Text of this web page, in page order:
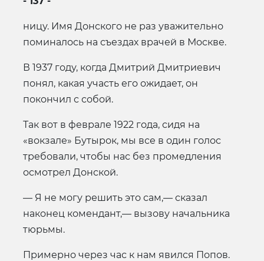
ницу. Имя Донского не раз уважительно
поминалось на съездах врачей в Москве.
В 1937 году, когда Дмитрий Дмитриевич
понял, какая участь его ожидает, он
покончил с собой.
Так вот в феврале 1922 года, сидя на
«вокзале» Бутырок, мы все в один голос
требовали, чтобы нас без промедления
осмотрел Донской.
— Я не могу решить это сам,— сказал
наконец комендант,— вызову начальника
тюрьмы.
Примерно через час к нам явился Попов.